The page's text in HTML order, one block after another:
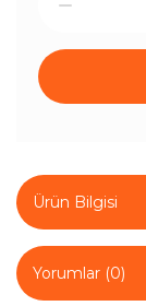
Ürün Bilgisi
Yorumlar (0)